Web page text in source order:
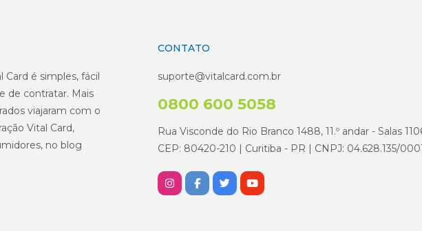
é simples, fácil
de contratar. Mais
viajaram com o
Vital Card,
no blog
CONTATO
suporte@vitalcard.com.br
0800 600 5058
Rua Visconde do Rio Branco 1488, 11.º andar - Salas 1106
CEP: 80420-210 | Curitiba - PR | CNPJ: 04.628.135/